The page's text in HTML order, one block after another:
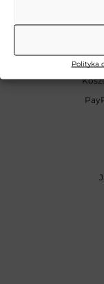
Polityka